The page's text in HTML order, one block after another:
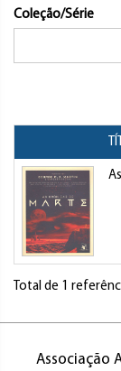
Coleção/Série
Total de 1
Associação